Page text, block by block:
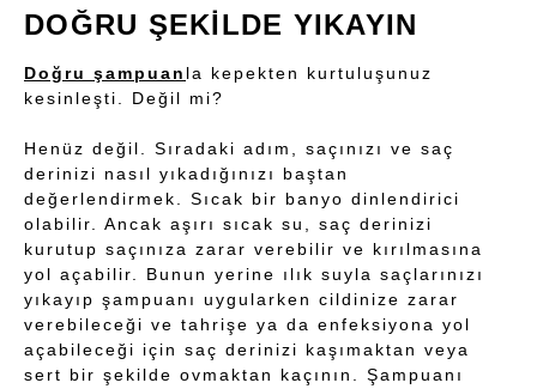
DOĞRU ŞEKİLDE YIKAYIN
Doğru şampuan la kepekten kurtuluşunuz
kesinleşti. Değil mi?
Henüz değil. Sıradaki adım, saçınızı ve saç
derinizi nasıl yıkadığınızı baştan
değerlendirmek. Sıcak bir banyo dinlendirici
olabilir. Ancak aşırı sıcak su, saç derinizi
kurutup saçınıza zarar verebilir ve kırılmasına
yol açabilir. Bunun yerine ılık suyla saçlarınızı
yıkayıp şampuanı uygularken cildinize zarar
verebileceği ve tahrişe ya da enfeksiyona yol
açabileceği için saç derinizi kaşımaktan veya
sert bir şekilde ovmaktan kaçının. Şampuanı